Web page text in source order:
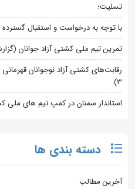
تسلیت؛
با توجه به درخواست و استقبال گسترده
تمرین تیم ملی کشتی آزاد جوانان
رقابت‌های کشتی آزاد نوجوانان
3)
استاندار سمنان در کمپ تیم های
دسته بندی ها
آخرین مطالب